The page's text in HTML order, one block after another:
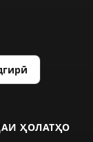
ҲОЛАТҲО